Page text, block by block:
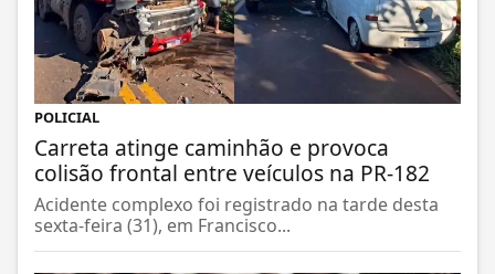
POLICIAL
Carreta atinge caminhão e provoca
colisão frontal entre veículos na PR-182
Acidente complexo foi registrado na tarde desta
sexta-feira (31), em Francisco...